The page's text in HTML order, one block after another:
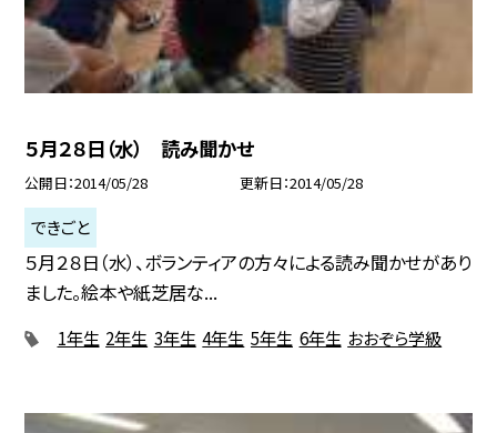
５月２８日（水） 読み聞かせ
公開日 2014/05/28 更新日 2014/05/28
できごと
５月２８日（水）、ボランティアの方々による読み聞かせがあり
ました。絵本や紙芝居な...
1年生 2年生 3年生 4年生 5年生 6年生 おおぞら学級